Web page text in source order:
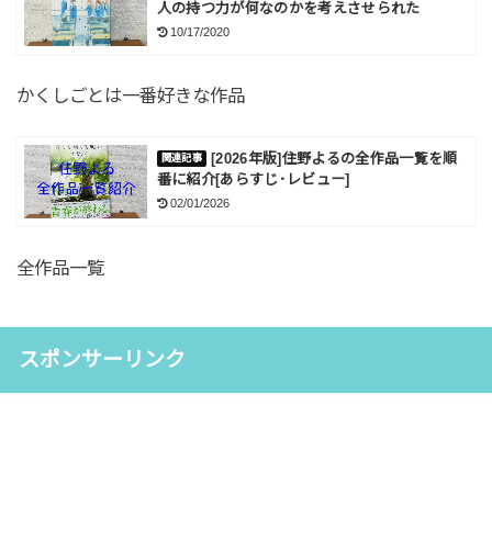
人の持つ力が何なのかを考えさせられた
10/17/2020
かくしごとは一番好きな作品
[2026年版]住野よるの全作品一覧を順
番に紹介[あらすじ･レビュー]
02/01/2026
全作品一覧
スポンサーリンク